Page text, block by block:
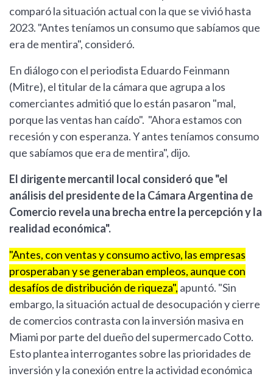
comparó la situación actual con la que se vivió hasta
2023. "Antes teníamos un consumo que sabíamos que
era de mentira", consideró.
En diálogo con el periodista Eduardo Feinmann
(Mitre), el titular de la cámara que agrupa a los
comerciantes admitió que lo están pasaron "mal,
porque las ventas han caído". "Ahora estamos con
recesión y con esperanza. Y antes teníamos consumo
que sabíamos que era de mentira", dijo.
El dirigente mercantil local consideró que "el
análisis del presidente de la Cámara Argentina de
Comercio revela una brecha entre la percepción y la
realidad económica".
"Antes, con ventas y consumo activo, las empresas
prosperaban y se generaban empleos, aunque con
desafíos de distribución de riqueza", apuntó. "Sin
embargo, la situación actual de desocupación y cierre
de comercios contrasta con la inversión masiva en
Miami por parte del dueño del supermercado Cotto.
Esto plantea interrogantes sobre las prioridades de
inversión y la conexión entre la actividad económica